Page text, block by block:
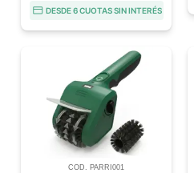
DESDE 6 CUOTAS SIN INTERÉS
COD. PARRI001